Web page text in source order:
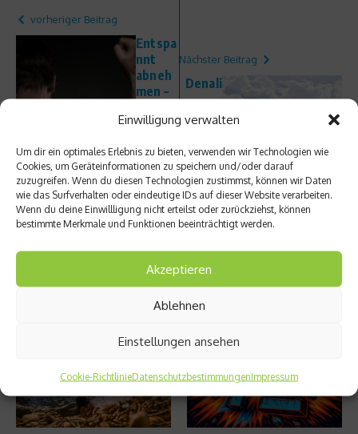
Einwilligung verwalten
Um dir ein optimales Erlebnis zu bieten, verwenden wir Technologien wie
Cookies, um Geräteinformationen zu speichern und/oder darauf
zuzugreifen. Wenn du diesen Technologien zustimmst, können wir Daten
wie das Surfverhalten oder eindeutige IDs auf dieser Website verarbeiten.
Wenn du deine Einwillligung nicht erteilst oder zurückziehst, können
bestimmte Merkmale und Funktionen beeinträchtigt werden.
Akzeptieren
Ablehnen
Einstellungen ansehen
Cookie-RichtlinieDatenschutzbestimmungenImpressum
vorheriger Beitrag
Entspa
nnt
abneh
men –
n
nnen
Fett im
Schlaf
Nächster Beitrag
Denali
–
Backco
Freesk
iing